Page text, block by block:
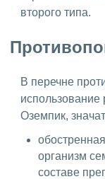
второго типа.
В перечне
использование
Оземпик,
организм
составе